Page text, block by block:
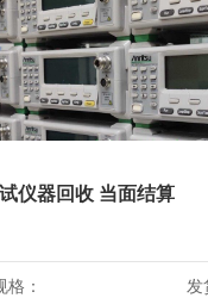
仪器回收 当面结算
格： 发